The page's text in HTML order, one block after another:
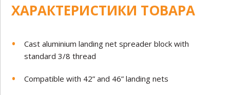
ХАРАКТЕРИСТИКИ ТОВАРА
Cast aluminium landing net spreader block with
standard 3/8 thread
Compatible with 42” and 46” landing nets